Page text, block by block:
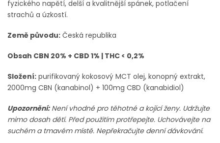
fyzického napětí, delší a kvalitnější spánek, potlačení
strachů a úzkostí.
Země původu: Česká republika
Obsah CBN 20% + CBD 1% | THC < 0,2%
Složení: purifikovaný kokosový MCT olej, konopný extrakt,
2000mg CBN (kanabinol) + 100mg CBD (kanabidiol)
Upozornění:Není vhodné pro těhotné a kojící ženy. Udržujte
mimo dosah dětí. Před použitím protřepejte. Uchovávejte na
suchém a tmavém místě. Nepřekračujte denní dávkování.